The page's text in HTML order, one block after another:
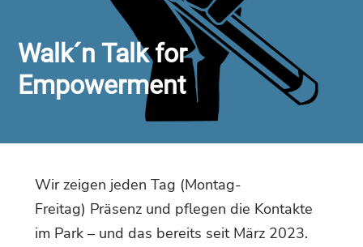
Walk´n Talk for
Empowerment
Wir zeigen jeden Tag (Montag-
Freitag) Präsenz und pflegen die Kontakte
im Park – und das bereits seit März 2023.